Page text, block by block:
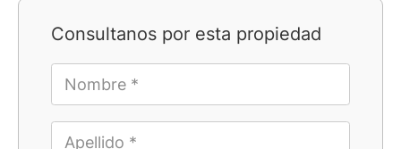
Consultanos por esta propiedad